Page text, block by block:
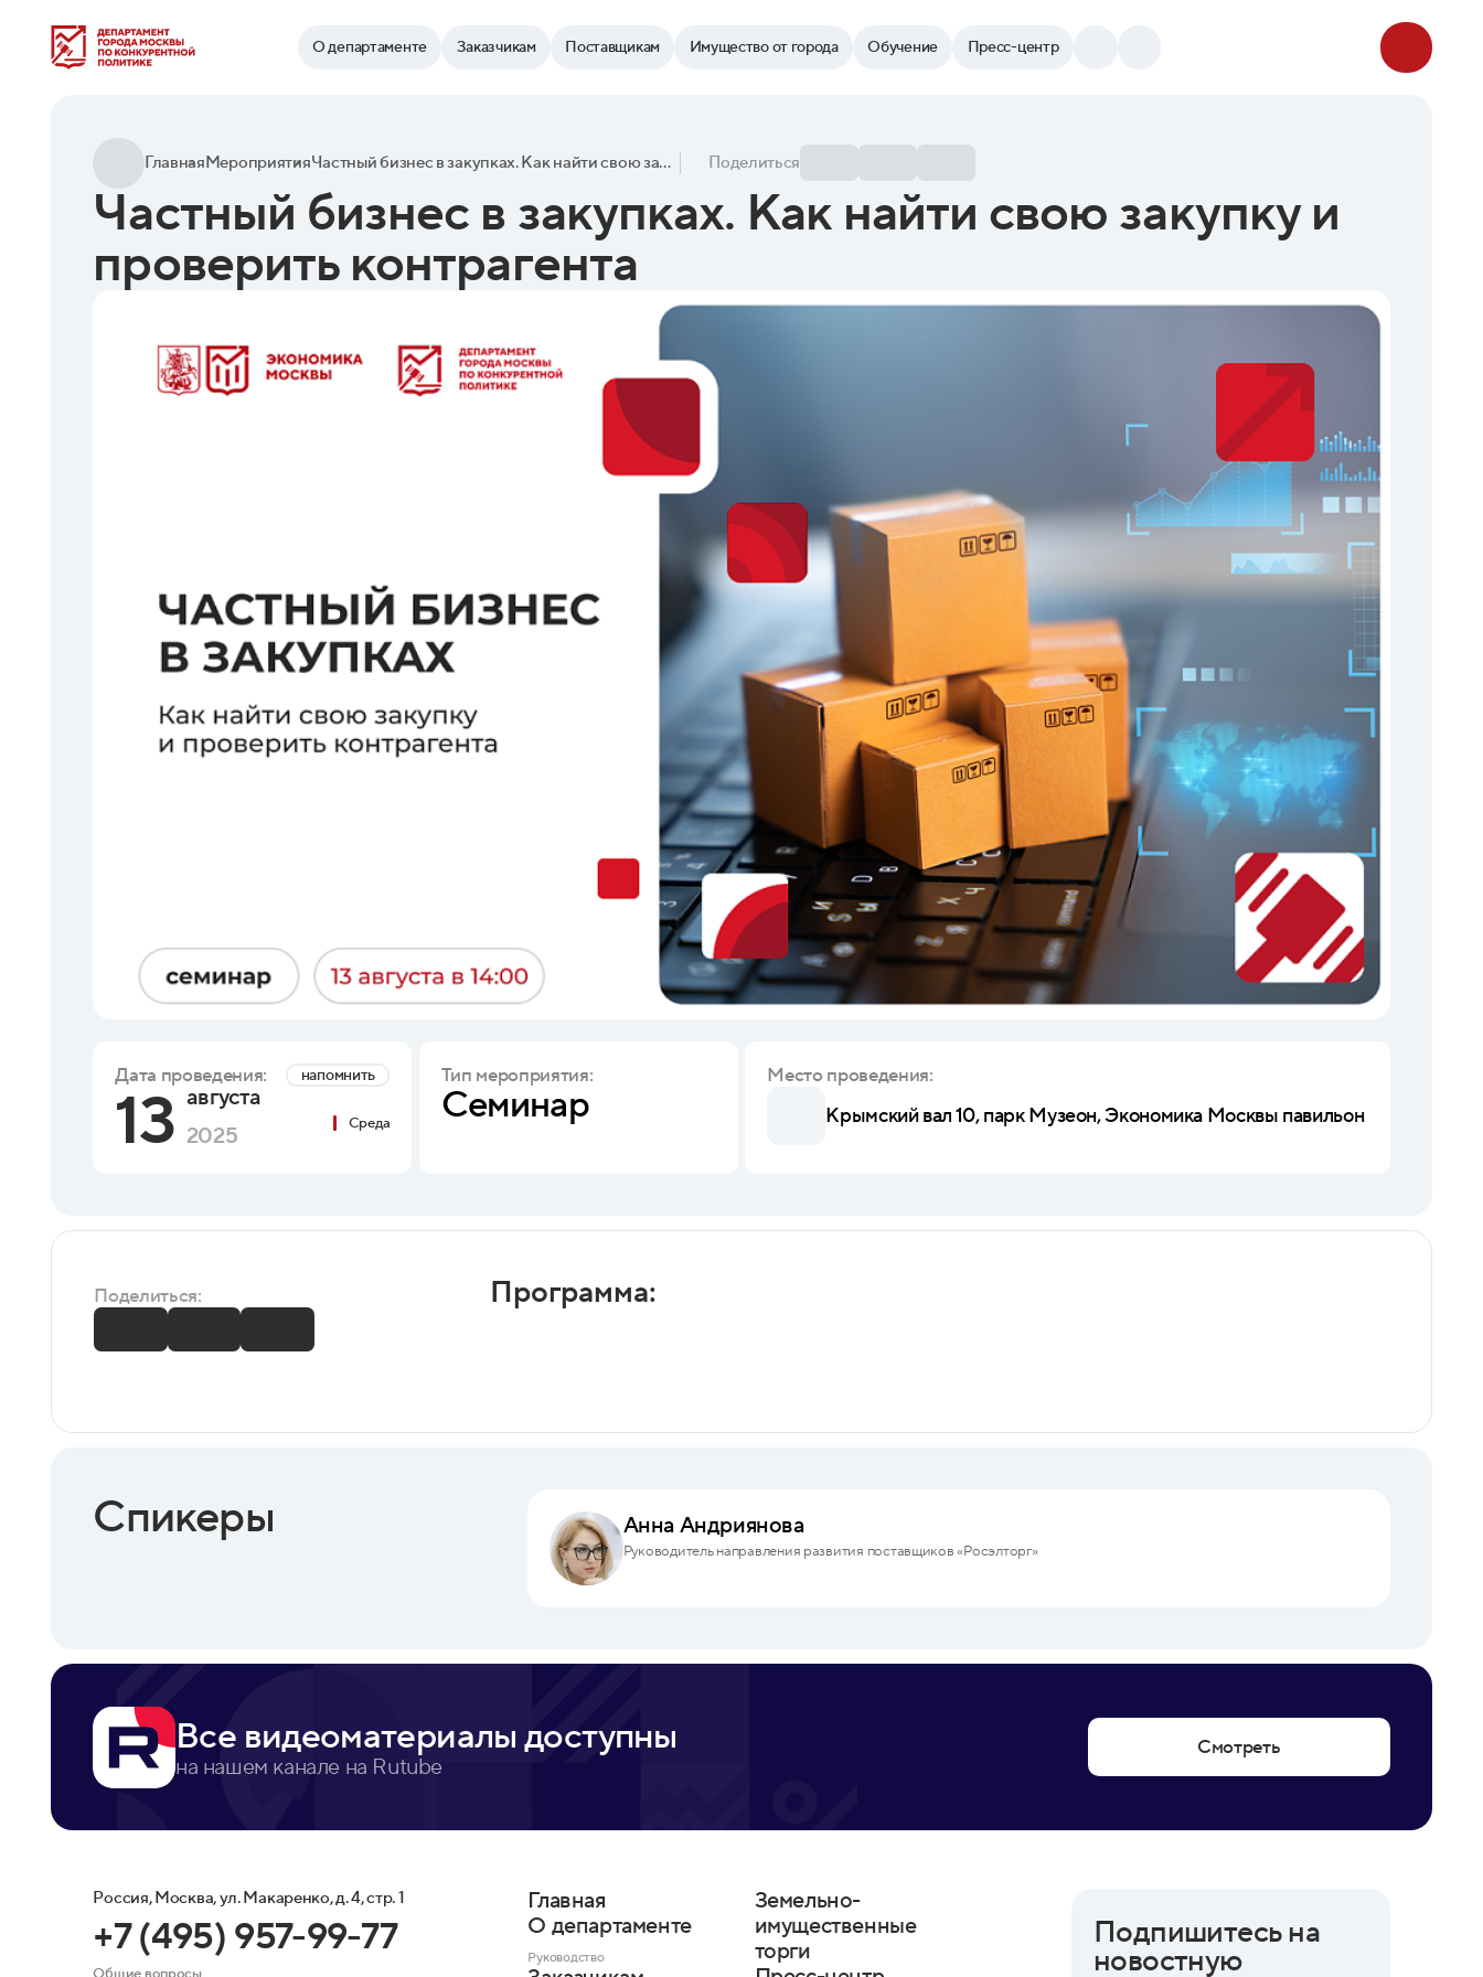
О департаменте Заказчикам Поставщикам Имущество от города Обучение Пресс-центр
ГлавнаяМероприятия Частный бизнес в закупках. Как найти свою закупку и проверить контрагента Поделиться
Частный бизнес в закупках. Как найти свою закупку и
проверить контрагента
Дата проведения: напомнить
13 августа
2025
Среда
Тип мероприятия:
Семинар
Место проведения:
Крымский вал 10, парк Музеон, Экономика Москвы павильон
Поделиться: Программа:
Спикеры Анна Андриянова
Руководитель направления развития поставщиков «Росэлторг»
Все видеоматериалы доступны
на нашем канале на Rutube
Смотреть
Россия, Москва, ул. Макаренко, д. 4, стр. 1
+7 (495) 957-99-77
Главная
О департаменте
Руководство
Земельно-
имущественные
торги
Подпишитесь на
новостную